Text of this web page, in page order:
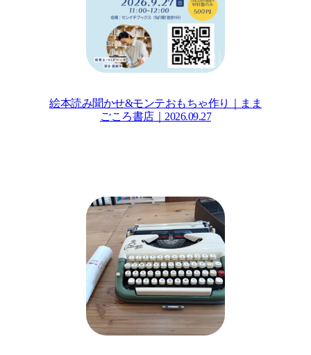
絵本読み聞かせ&モンテおもちゃ作り｜まま
ごころ書店｜2026.09.27